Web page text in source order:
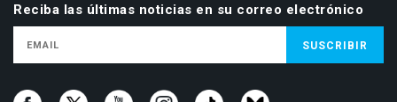
Reciba las últimas noticias en su correo electrónico